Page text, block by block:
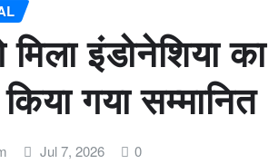
मिला इंडोनेशिया
गया सम्मानित
Jul 7, 2026 0